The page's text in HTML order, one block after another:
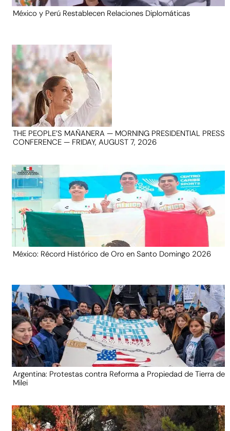
México y Perú Restablecen Relaciones Diplomáticas
THE PEOPLE’S MAÑANERA — MORNING PRESIDENTIAL PRESS
CONFERENCE — FRIDAY, AUGUST 7, 2026
México: Récord Histórico de Oro en Santo Domingo 2026
Argentina: Protestas contra Reforma a Propiedad de Tierra de
Milei